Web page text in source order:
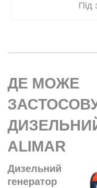
Під
ДЕ МОЖЕ
ALIMAR
Дизельний
генератор